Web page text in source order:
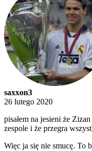
saxxon3
26 lutego 2020
pisałem na jesieni że
zespole i że przegra
Więc ja się nie smucę. To